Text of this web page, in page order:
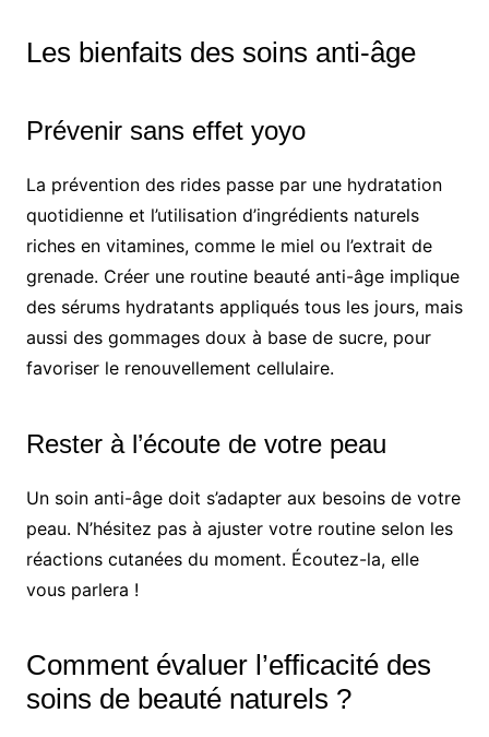
Les bienfaits des soins anti-âge
Prévenir sans effet yoyo
La prévention des rides passe par une hydratation
quotidienne et l’utilisation d’ingrédients naturels
riches en vitamines, comme le miel ou l’extrait de
grenade. Créer une routine beauté anti-âge implique
des sérums hydratants appliqués tous les jours, mais
aussi des gommages doux à base de sucre, pour
favoriser le renouvellement cellulaire.
Rester à l’écoute de votre peau
Un soin anti-âge doit s’adapter aux besoins de votre
peau. N’hésitez pas à ajuster votre routine selon les
réactions cutanées du moment. Écoutez-la, elle
vous parlera !
Comment évaluer l’efficacité des
soins de beauté naturels ?